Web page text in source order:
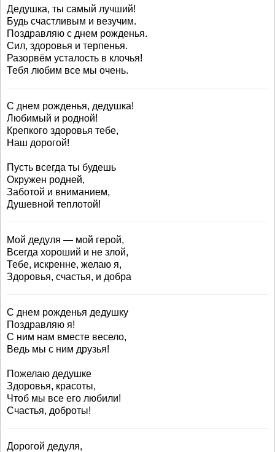
Дедушка, ты самый лучший!
Будь счастливым и везучим.
Поздравляю с днем рожденья.
Сил, здоровья и терпенья.
Разорвём усталость в клочья!
Тебя любим все мы очень.
С днем рожденья, дедушка!
Любимый и родной!
Крепкого здоровья тебе,
Наш дорогой!
Пусть всегда ты будешь
Окружен родней,
Заботой и вниманием,
Душевной теплотой!
Мой дедуля — мой герой,
Всегда хороший и не злой,
Тебе, искренне, желаю я,
Здоровья, счастья, и добра
С днем рожденья дедушку
Поздравляю я!
С ним нам вместе весело,
Ведь мы с ним друзья!
Пожелаю дедушке
Здоровья, красоты,
Чтоб мы все его любили!
Счастья, доброты!
Дорогой дедуля,